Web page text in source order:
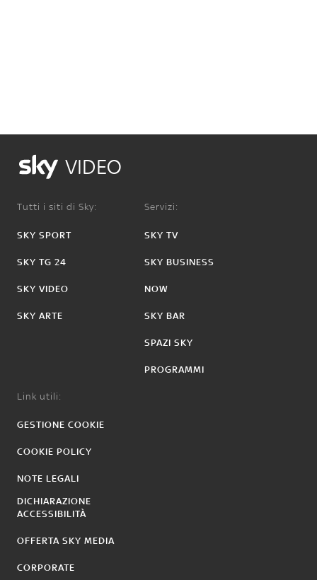
VIDEO
Tutti i siti di Sky:
SKY SPORT
SKY TG 24
SKY VIDEO
SKY ARTE
Servizi:
SKY TV
SKY BUSINESS
NOW
SKY BAR
SPAZI SKY
PROGRAMMI
Link utili:
GESTIONE COOKIE
COOKIE POLICY
NOTE LEGALI
DICHIARAZIONE
ACCESSIBILITÀ
OFFERTA SKY MEDIA
CORPORATE